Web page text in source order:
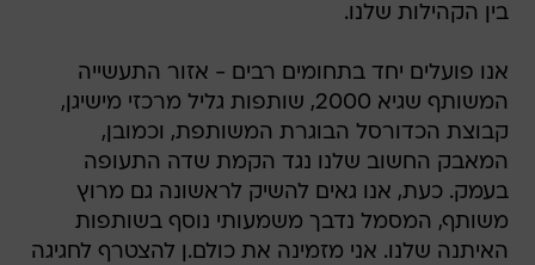
בין הקהילות שלנו.
אנו פועלים יחד בתחומים רבים - אזור התעשייה
המשותף שגיא 2000, שותפות גליל מרכזי מישיגן,
קבוצת הכדורסל הבוגרת המשותפת, וכמובן,
המאבק החשוב שלנו נגד הקמת שדה התעופה
בעמק. כעת, אנו גאים להשיק לראשונה גם מרוץ
משותף, המסמל נדבך משמעותי נוסף בשותפות
האיתנה שלנו. אני מזמינה את כולם.ן להצטרף לחגיגה